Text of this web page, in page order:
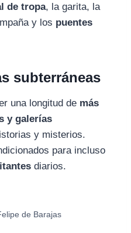
de tropa, la garita, la
y los puentes
subterráneas
una longitud de más
y galerías
y misterios.
para incluso
diarios.
de Barajas